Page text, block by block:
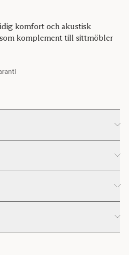
komfort och akustisk
komplement till sittmöbler